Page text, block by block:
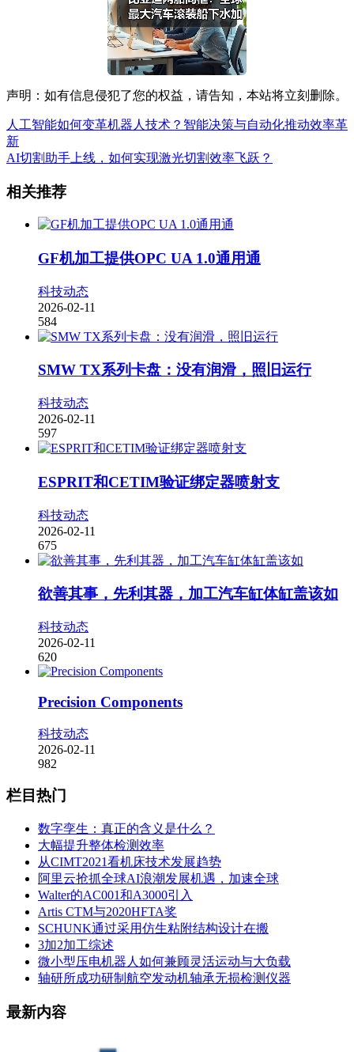
声明：如有信息侵犯了您的权益，请告知，本站将立刻删除。
人工智能如何变革机器人技术？智能决策与自动化推动效率革
新
AI切割助手上线，如何实现激光切割效率飞跃？
相关推荐
GF机加工提供OPC UA 1.0通用通
科技动态
2026-02-11
584
SMW TX系列卡盘：没有润滑，照旧运行
科技动态
2026-02-11
597
ESPRIT和CETIM验证绑定器喷射支
科技动态
2026-02-11
675
欲善其事，先利其器，加工汽车缸体缸盖该如
科技动态
2026-02-11
620
Precision Components
科技动态
2026-02-11
982
栏目热门
数字孪生：真正的含义是什么？
大幅提升整体检测效率
从CIMT2021看机床技术发展趋势
阿里云抢抓全球AI浪潮发展机遇，加速全球
Walter的AC001和A3000引入
Artis CTM与2020HFTA奖
SCHUNK通过采用仿生粘附结构设计在搬
3加2加工综述
微小型压电机器人如何兼顾灵活运动与大负载
轴研所成功研制航空发动机轴承无损检测仪器
最新内容